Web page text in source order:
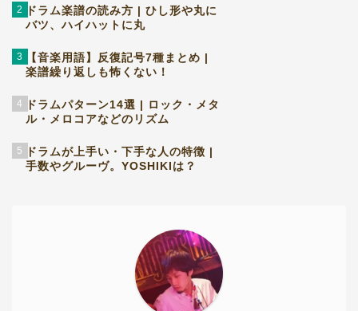
2
ドラム楽譜の読み方 | ひし形や丸に
バツ、ハイハットに丸
3
【音楽用語】反復記号7種まとめ |
楽譜繰り返しも怖くない！
4
ドラムパターン14選 | ロック・メタ
ル・メロコアなどのリズム
5
ドラムが上手い・下手な人の特徴 |
手数やグルーヴ。YOSHIKIは？